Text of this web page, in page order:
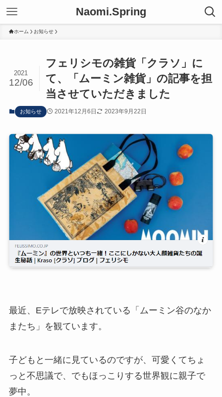
Naomi.Spring
ホーム お知らせ
フェリシモの雑貨「クラソ」に
て、「ムーミン雑貨」の記事を担
当させていただきました
2021
12/06
お知らせ 2021年12月6日 2023年9月22日
最近、Eテレで放映されている「ムーミン谷のなか
またち」を観ています。
子どもと一緒に見ているのですが、可愛くてちょ
っと不思議で、でもほっこりする世界観に親子で
夢中。